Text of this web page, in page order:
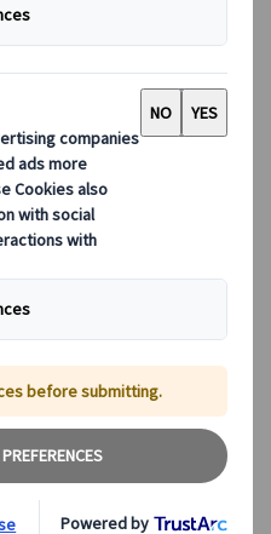
囲まれた
にくい展望台から市街の全景を
ガス伯の埋葬）に出会えるサ
半日観光で世界遺産
」へ行けとの諺もあるトレドへの
伯の埋葬」は必見
らの観光は印象深いものになる
ノラマ風景は絶景
上の古都トレドの全景を捉える